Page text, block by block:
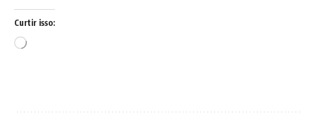
Curtir isso:
Carregando...